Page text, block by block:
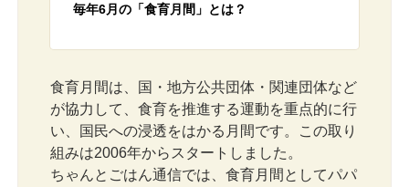
毎年6月の「食育月間」とは？
食育月間は、国・地方公共団体・関連団体など
が協力して、食育を推進する運動を重点的に行
い、国民への浸透をはかる月間です。この取り
組みは2006年からスタートしました。
ちゃんとごはん通信では、食育月間としてパパ